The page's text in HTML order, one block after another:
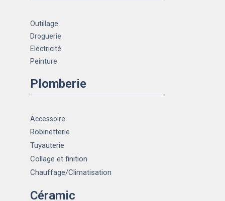
Outillage
Droguerie
Eléctricité
Peinture
Plomberie
Accessoire
Robinetterie
Tuyauterie
Collage et finition
Chauffage/Climatisation
Céramic